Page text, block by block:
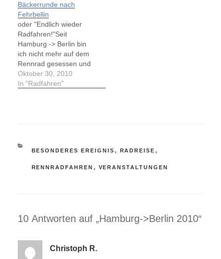
Bäckerrunde nach
Fehrbellin
oder "Endlich wieder
Radfahren!"Seit
Hamburg -> Berlin bin
ich nicht mehr auf dem
Rennrad gesessen und
das ist schon 14 Tage
her! Solch lange
ein wenig mein liebstes
Hobby verdorben. Nun
Oktober 30, 2010
In "Radfahren"
KATEGORIEN
BESONDERES EREIGNIS , RADREISE ,
RENNRADFAHREN , VERANSTALTUNGEN
10 Antworten auf „Hamburg->Berlin 2010“
Christoph R.